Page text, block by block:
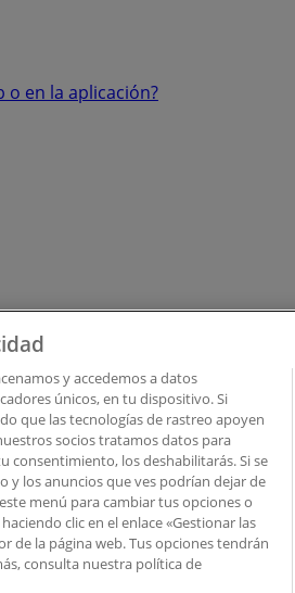
o en la aplicación?
S.L.U. – Palau de Mar –
y accedemos a datos
únicos, en tu dispositivo. Si
que las tecnologías de rastreo apoyen
socios tratamos datos para
consentimiento, los deshabilitarás. Si se
y los anuncios que ves podrían dejar de
menú para cambiar tus opciones o
clic en el enlace «Gestionar las
de la página web. Tus opciones tendrán
consulta nuestra política de